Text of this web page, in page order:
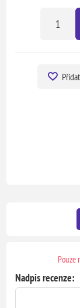
Pouze
Nadpis recenze: